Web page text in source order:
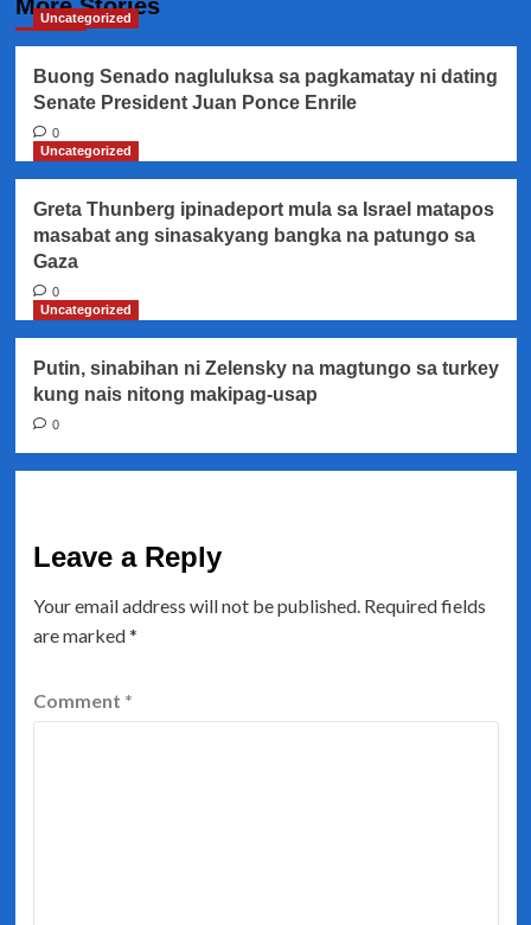
More Stories
Uncategorized
Buong Senado nagluluksa sa pagkamatay ni dating
Senate President Juan Ponce Enrile
0
Uncategorized
Greta Thunberg ipinadeport mula sa Israel matapos
masabat ang sinasakyang bangka na patungo sa
Gaza
0
Uncategorized
Putin, sinabihan ni Zelensky na magtungo sa turkey
kung nais nitong makipag-usap
0
Leave a Reply
Your email address will not be published. Required fields
are marked*
Comment *